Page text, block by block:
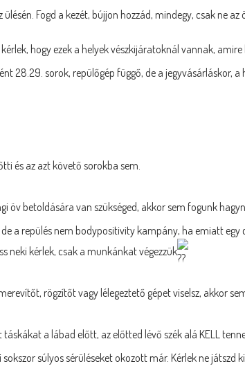
Fogd a kezét, bújjon hozzád, mindegy, csak ne az
hogy ezek a helyek vészkijáratoknál vannak,
28.29. sorok, repülőgép függő, de a jegyvásárláskor,
és az azt követő sorokba sem.
öv betoldására van szükséged, akkor sem fogunk
a repülés nem bodypositivity kampány, ha emiatt
neki kérlek, csak a munkánkat végezzük
rögzítőt vagy lélegeztető gépet viselsz, akkor
a lábad előtt, az előtted lévő szék alá KELL
súlyos sérüléseket okozott már. Kérlek ne játszd